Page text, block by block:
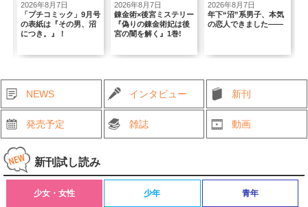
8月7日
コミック」9月号
は『その男、沼
。』！
2026年8月7日
錬金術×後宮ミステリー
『偽りの錬金術妃は後
宮の闇を解く』1巻!
2026年8月7日
年下“沼”系男子、本気
の恋人できました――
｢Sho-Comi
THE
NEWS インタビュー 新刊
発売予定 雑誌 動画
新刊試し読み
少女・女性 少年 青年